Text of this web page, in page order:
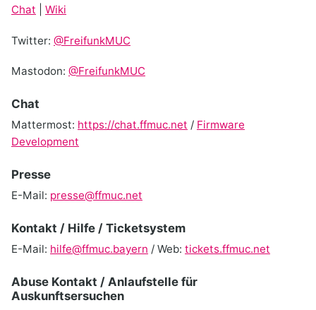
Chat Wiki
Twitter: @FreifunkMUC
Mastodon: @FreifunkMUC
Chat
Mattermost: https://chat.ffmuc.net / Firmware
Development
Presse
E-Mail: presse@ffmuc.net
Kontakt / Hilfe / Ticketsystem
E-Mail: hilfe@ffmuc.bayern / Web: tickets.ffmuc.net
Abuse Kontakt / Anlaufstelle für
Auskunftsersuchen